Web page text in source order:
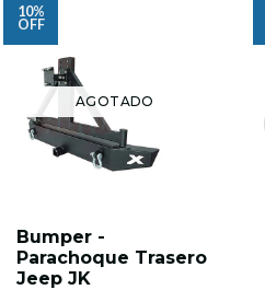
10%
OFF
AGOTADO
Bumper -
Parachoque Trasero
Jeep JK